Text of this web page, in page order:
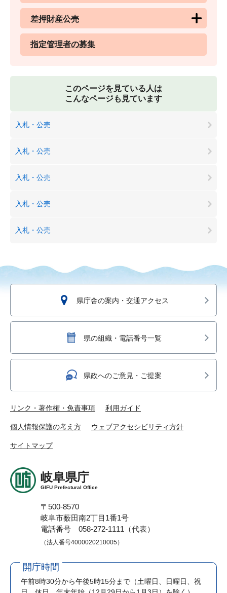
差押財産公売
指定管理者の募集
このページを見ている人は
こんなページも見ています
入札・公売
入札・公売
入札・公売
入札・公売
入札・公売
県庁舎の案内・交通アクセス
県の組織・電話番号一覧
県政へのご意見・ご提案
リンク・著作権・免責事項 利用ガイド
個人情報保護の考え方 ウェブアクセシビリティ方針
サイトマップ
岐阜県庁
GIFU Prefectural Office
〒500-8570
岐阜市薮田南2丁目1番1号
電話番号 058-272-1111（代表）
（法人番号4000020210005）
開庁時間
午前8時30分から午後5時15分まで （土曜日、日曜日、祝